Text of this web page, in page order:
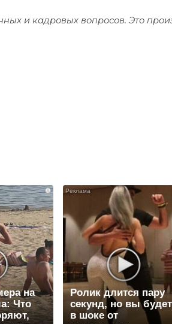
и кадровых вопросов. Это
i
на
Что
Ролик длится пару
секунд, но вы
в шоке от